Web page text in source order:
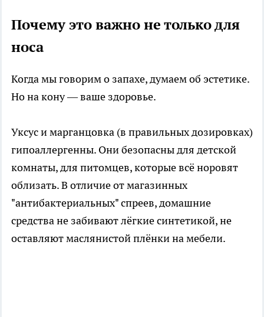
Почему это важно не только для
носа
Когда мы говорим о запахе, думаем об эстетике.
Но на кону — ваше здоровье.
Уксус и марганцовка (в правильных дозировках)
гипоаллергенны. Они безопасны для детской
комнаты, для питомцев, которые всё норовят
облизать. В отличие от магазинных
"антибактериальных" спреев, домашние
средства не забивают лёгкие синтетикой, не
оставляют маслянистой плёнки на мебели.